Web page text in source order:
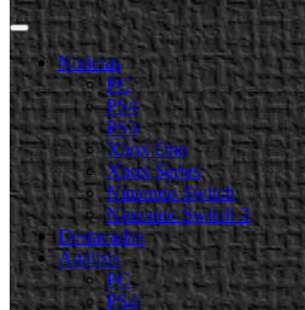
Noticias
PC
PS4
PS5
Xbox One
Xbox Series
Nintendo Switch
Nintendo Switch 2
Destacadas
Análisis
PC
PS4